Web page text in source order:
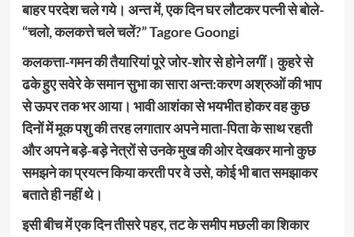
बाहर परदेश चले गये। अन्त में, एक दिन घर लौटकर पत्नी से बोले-
“चलो, कलकत्ते चले चलें?” Tagore Goongi
कलकत्ता-गमन की तैयारियां पूरे जोर-शोर से होने लगीं। कुहरे से
ढके हुए सवेरे के समान सुभा का सारा अन्त:करण अश्रुओं की भाप
से ऊपर तक भर आया। भावी आशंका से भयभीत होकर वह कुछ
दिनों में मूक पशु की तरह लगातार अपने माता-पिता के साथ रहती
और अपने बड़े-बड़े नेत्रों से उनके मुख की ओर देखकर मानो कुछ
समझने का प्रयत्न किया करती पर वे उसे, कोई भी बात समझाकर
बताते ही नहीं थे।
इसी बीच में एक दिन तीसरे पहर, तट के समीप मछली का शिकार